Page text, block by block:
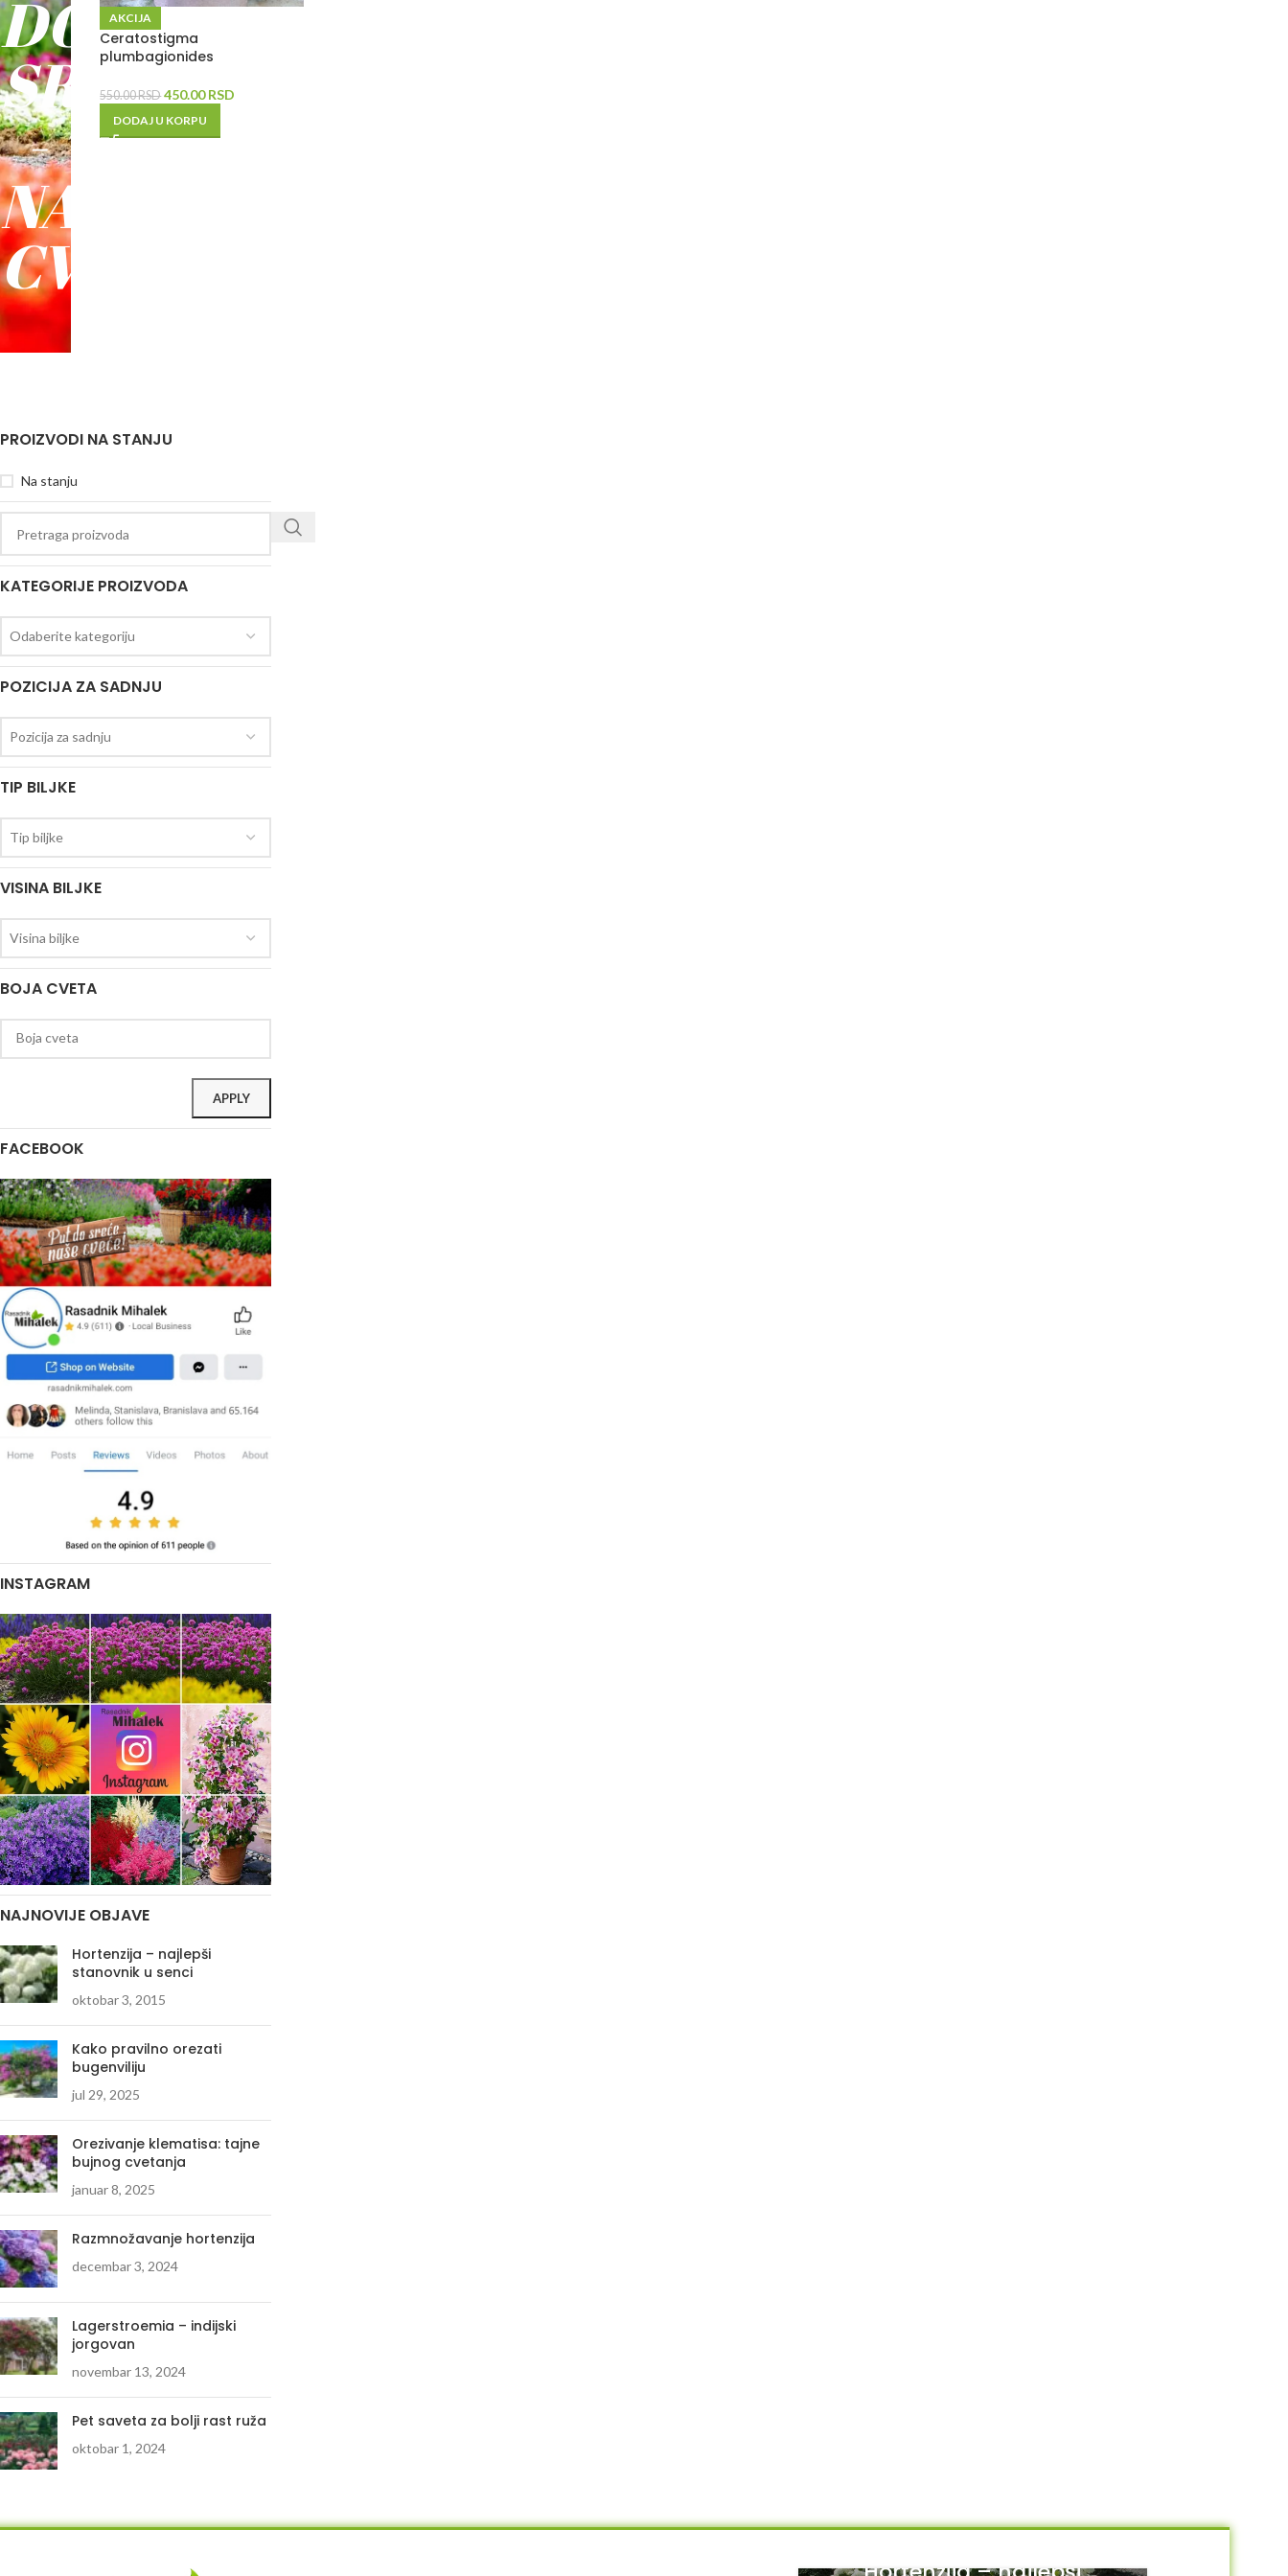
DO
SREĆE
-
NAŠE
CVEĆE
AKCIJA
Ceratostigma
plumbagionides
550.00RSD 450.00RSD
DODAJ U KORPU
PROIZVODI NA STANJU
Na stanju
KATEGORIJE PROIZVODA
Odaberite kategoriju
POZICIJA ZA SADNJU
Pozicija za sadnju
TIP BILJKE
Tip biljke
VISINA BILJKE
Visina biljke
BOJA CVETA
APPLY
FACEBOOK
INSTAGRAM
NAJNOVIJE OBJAVE
Hortenzija – najlepši
stanovnik u senci
oktobar 3, 2015
Kako pravilno orezati
bugenviliju
jul 29, 2025
Orezivanje klematisa: tajne
bujnog cvetanja
januar 8, 2025
Razmnožavanje hortenzija
decembar 3, 2024
Lagerstroemia – indijski
jorgovan
novembar 13, 2024
Pet saveta za bolji rast ruža
oktobar 1, 2024